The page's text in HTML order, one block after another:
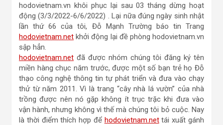
hodovietnam.vn khôi phục lại sau 03 tháng dừng hoạt
động (3/3/2022-6/6/2022) . Lại nữa đúng ngày sinh nhật
lần thứ 66 của tôi, Đỗ Mạnh Trường báo tin Trang
hodovietnam.net khởi động lại đề phòng hodovietnam.vn
sập hẳn.
hodovietnam.net đã được nhóm chúng tôi đăng ký tên
miền hàng chục năm trước, được một số bạn trẻ họ Đỗ
thạo công nghệ thông tin tự phát triển và đưa vào chạy
thử từ năm 2011. Vì là trang “cây nhà lá vườn” của nhà
trồng được nên nó gặp không ít trục trặc khi đưa vào
vận hành, nhưng không vì thế mà chúng tôi bỏ cuộc. Nay
là thời điểm thích hợp để hodovietnam.nettái xuất gánh